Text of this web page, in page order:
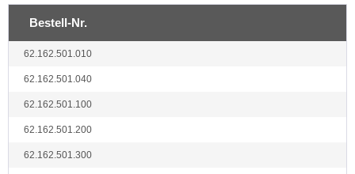
Bestell-Nr.
62.162.501.010
62.162.501.040
62.162.501.100
62.162.501.200
62.162.501.300